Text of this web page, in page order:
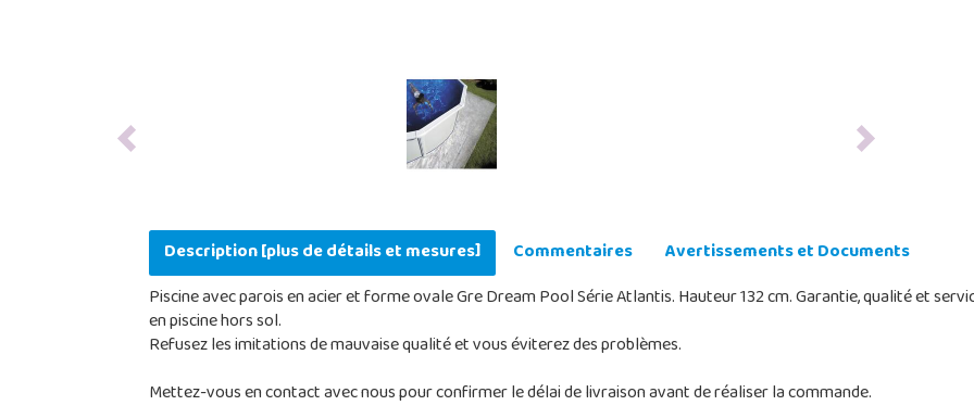
Previous Next
Description [plus de détails et mesures] Commentaires
Avertissements et Documents
Piscine avec parois en acier et forme ovale Gre Dream Pool Série Atlantis. Hauteur 132 cm. Garantie, qualité et
en piscine hors sol.
Refusez les imitations de mauvaise qualité et vous éviterez des problèmes.
Mettez-vous en contact avec nous pour confirmer le délai de livraison avant de réaliser la commande.